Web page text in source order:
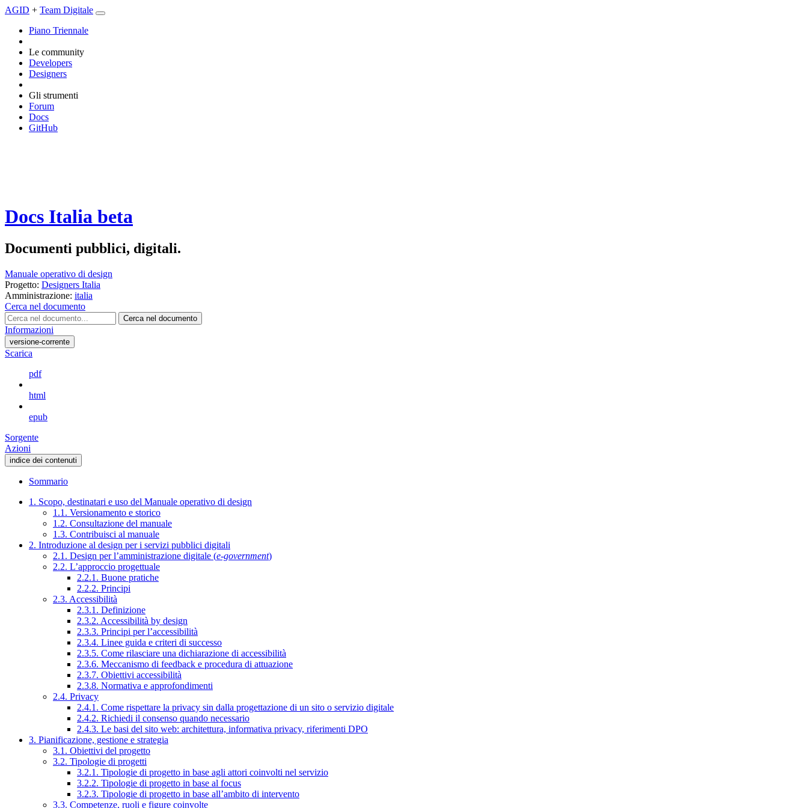
AGID + Team Digitale
Piano Triennale
Le community
Developers
Designers
Gli strumenti
Forum
Docs
GitHub
Docs Italia beta
Documenti pubblici, digitali.
Manuale operativo di design
Progetto: Designers Italia
Amministrazione: italia
Cerca nel documento
Cerca nel documento
Informazioni
versione-corrente
Scarica
pdf
html
epub
Sorgente
Azioni
indice dei contenuti
Sommario
1. Scopo, destinatari e uso del Manuale operativo di design
1.1. Versionamento e storico
1.2. Consultazione del manuale
1.3. Contribuisci al manuale
2. Introduzione al design per i servizi pubblici digitali
2.1. Design per l’amministrazione digitale (e-government)
2.2. L’approccio progettuale
2.2.1. Buone pratiche
2.2.2. Principi
2.3. Accessibilità
2.3.1. Definizione
2.3.2. Accessibilità by design
2.3.3. Principi per l’accessibilità
2.3.4. Linee guida e criteri di successo
2.3.5. Come rilasciare una dichiarazione di accessibilità
2.3.6. Meccanismo di feedback e procedura di attuazione
2.3.7. Obiettivi accessibilità
2.3.8. Normativa e approfondimenti
2.4. Privacy
2.4.1. Come rispettare la privacy sin dalla progettazione di un sito o servizio digitale
2.4.2. Richiedi il consenso quando necessario
2.4.3. Le basi del sito web: architettura, informativa privacy, riferimenti DPO
3. Pianificazione, gestione e strategia
3.1. Obiettivi del progetto
3.2. Tipologie di progetti
3.2.1. Tipologie di progetto in base agli attori coinvolti nel servizio
3.2.2. Tipologie di progetto in base al focus
3.2.3. Tipologie di progetto in base all’ambito di intervento
3.3. Competenze, ruoli e figure coinvolte